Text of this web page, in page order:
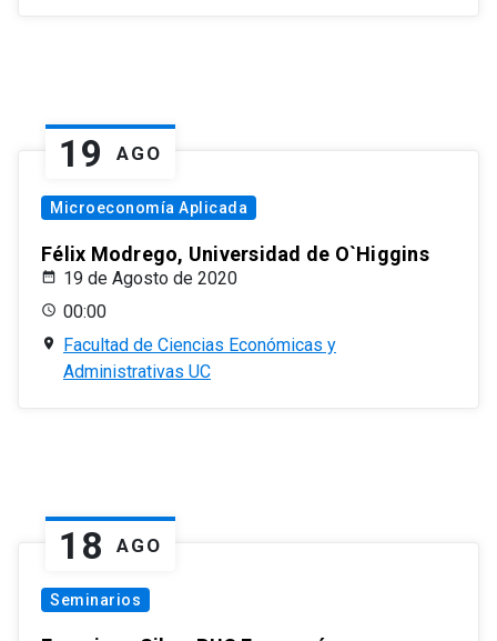
19 AGO
Microeconomía Aplicada
Félix Modrego, Universidad de O`Higgins
19 de Agosto de 2020
00:00
Facultad de Ciencias Económicas y
Administrativas UC
18 AGO
Seminarios